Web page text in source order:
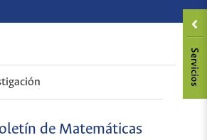
de Matemáticas